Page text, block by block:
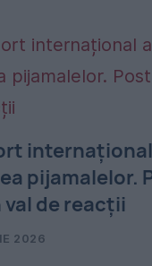
pijamalelor.
de reacții
2026